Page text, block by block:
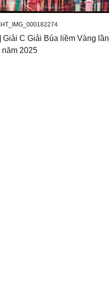
nghi thức chảo cờ. Ảnh:
kết và trao Giải Búa
Giải C Giải Búa liềm Vàng lần
năm 2025